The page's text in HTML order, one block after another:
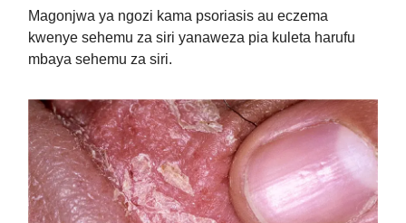
Magonjwa ya ngozi kama psoriasis au eczema
kwenye sehemu za siri yanaweza pia kuleta harufu
mbaya sehemu za siri.